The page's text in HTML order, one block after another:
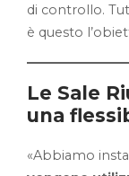
di controllo.
è questo
Le Sale
una
«Abbiamo